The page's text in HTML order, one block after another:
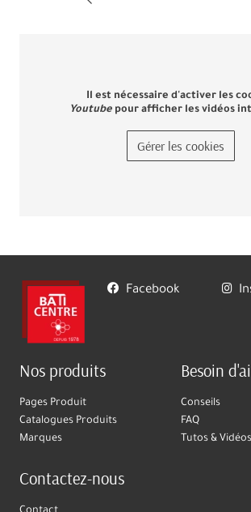
Il est nécessaire d'activer les
Youtube pour afficher les vidéos
Gérer les cookies
Facebook
Nos produits
Pages Produit
Catalogues Produits
Marques
Besoin
Conseils
FAQ
Tutos & Vidéos
Contactez-nous